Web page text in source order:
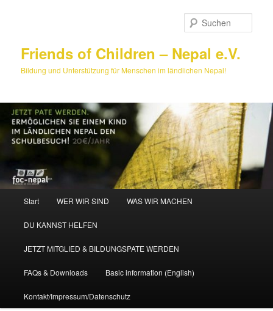
Friends of Children – Nepal e.V.
Bildung und Unterstützung für Menschen im ländlichen Nepal!
Start WER WIR SIND WAS WIR MACHEN
DU KANNST HELFEN
JETZT MITGLIED & BILDUNGSPATE WERDEN
FAQs & Downloads Basic information (English)
Kontakt/Impressum/Datenschutz